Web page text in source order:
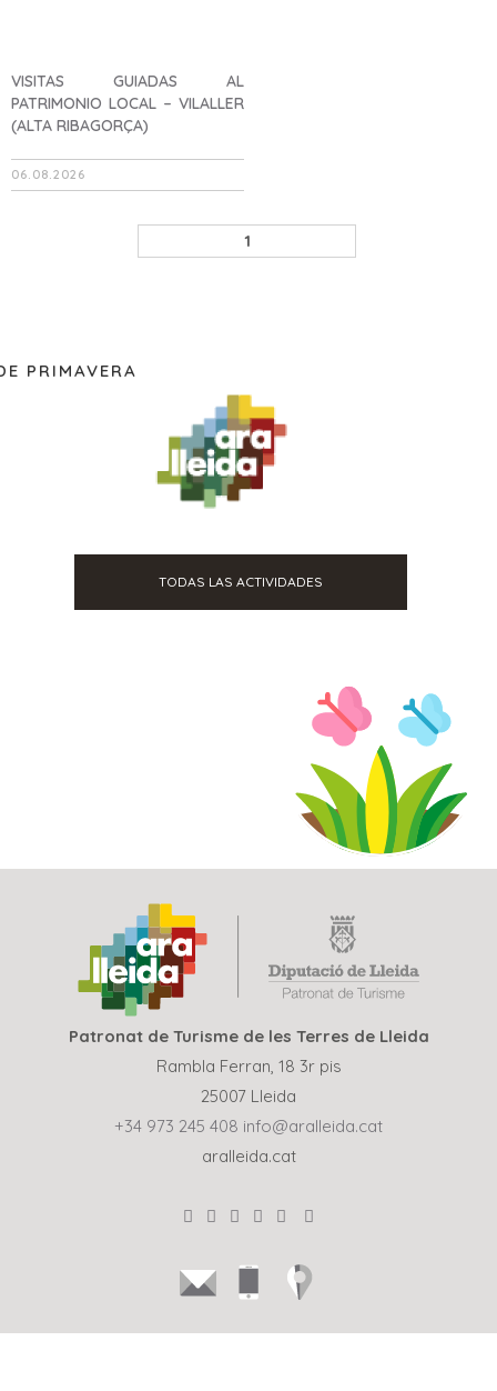
VISITAS GUIADAS AL
PATRIMONIO LOCAL – VILALLER
(ALTA RIBAGORÇA)
06.08.2026
1
PRIMAVERA
TODAS LAS ACTIVIDADES
Patronat de Turisme de les Terres de Lleida
Rambla Ferran, 18 3r pis
25007 Lleida
+34 973 245 408 info@aralleida.cat
aralleida.cat